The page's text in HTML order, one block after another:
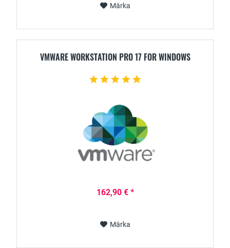
Märka
VMWARE WORKSTATION PRO 17 FOR WINDOWS
162,90 € *
Märka